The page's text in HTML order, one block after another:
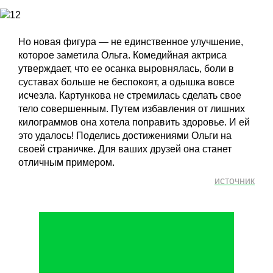
Но новая фигура — не единственное улучшение,
которое заметила Ольга. Комедийная актриса
утверждает, что ее осанка выровнялась, боли в
суставах больше не беспокоят, а одышка вовсе
исчезла. Картункова не стремилась сделать свое
тело совершенным. Путем избавления от лишних
килограммов она хотела поправить здоровье. И ей
это удалось! Поделись достижениями Ольги на
своей страничке. Для ваших друзей она станет
отличным примером.
источник